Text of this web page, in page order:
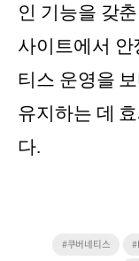
인 기능을 갖
사이트에서 안
티스 운영을
유지하는 데
다.
#쿠버네티스